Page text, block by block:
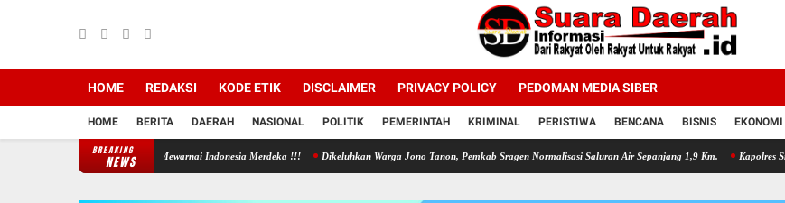
HOME REDAKSI KODE ETIK DISCLAIMER PRIVACY POLICY PEDOMAN MEDIA SIBER
HOME BERITA DAERAH NASIONAL POLITIK PEMERINTAH KRIMINAL PERISTIWA BENCANA BISNIS EKONOMI
BREAKING
NEWS
Bercahaya Mewarnai Indonesia Merdeka !!! Dikeluhkan Warga Jono Tanon, Pemkab Sragen Normalisasi Saluran Air Sepanjang 1,9 Km. Kapolres Sragen